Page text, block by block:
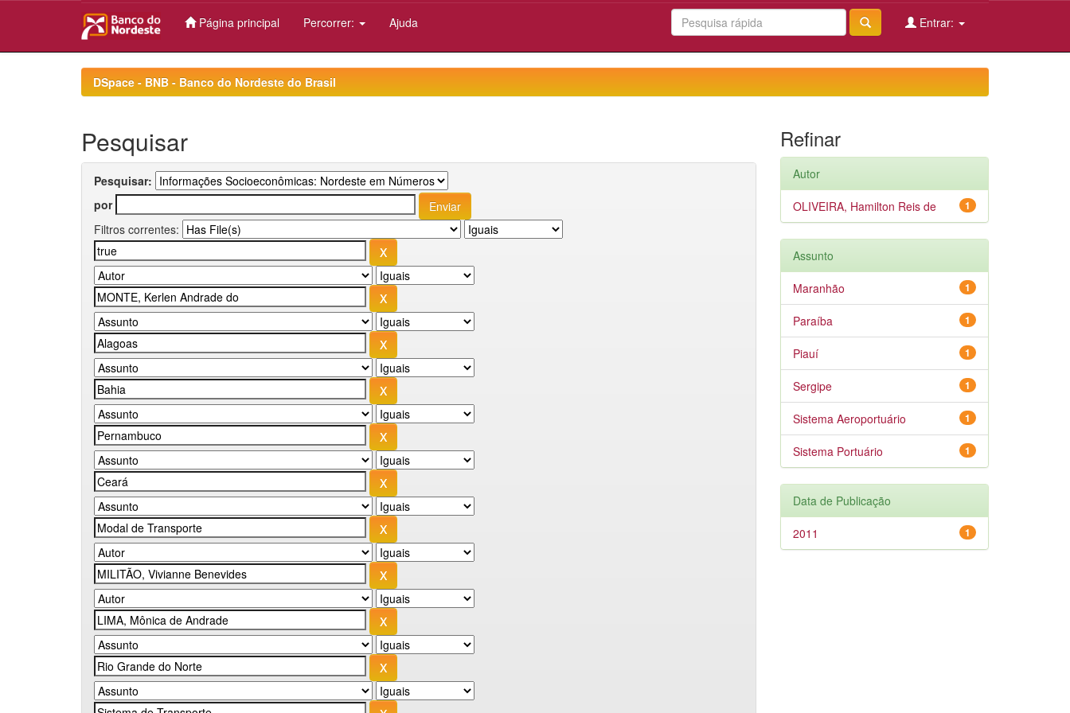
Página principal Percorrer: Ajuda Entrar:
DSpace - BNB - Banco do Nordeste do Brasil
Pesquisar
Pesquisar:
por
Filtros correntes:
Refinar
Autor
1
OLIVEIRA, Hamilton Reis de
Assunto
1
Maranhão
1
Paraíba
1
Piauí
1
Sergipe
1
Sistema Aeroportuário
1
Sistema Portuário
Data de Publicação
1
2011